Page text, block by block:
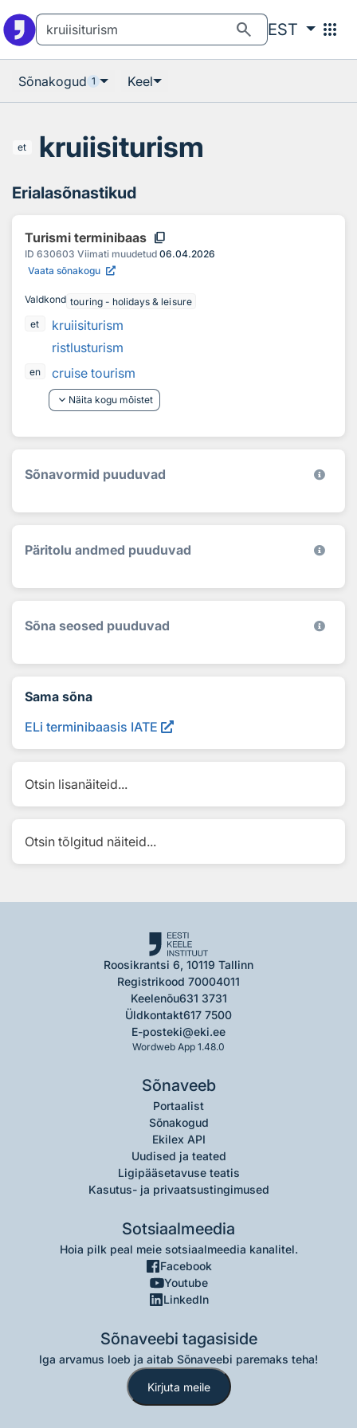
search EST apps
Sõnakogud 1 Keel
et kruiisiturism
Erialasõnastikud
Turismi terminibaas content_copy
ID 630603 Viimati muudetud 06.04.2026
Vaata sõnakogu
Valdkond touring - holidays & leisure
et
kruiisiturism
ristlusturism
en
cruise tourism
keyboard_arrow_down Näita kogu mõistet
Sõnavormid puuduvad
Päritolu andmed puuduvad
Sõna seosed puuduvad
Sama sõna
ELi terminibaasis IATE
Otsin lisanäiteid...
Otsin tõlgitud näiteid...
Roosikrantsi 6, 10119 Tallinn
Registrikood 70004011
Keelenõu631 3731
Üldkontakt617 7500
E-posteki@eki.ee
Wordweb App 1.48.0
Sõnaveeb
Portaalist
Sõnakogud
Ekilex API
Uudised ja teated
Ligipääsetavuse teatis
Kasutus- ja privaatsustingimused
Sotsiaalmeedia
Hoia pilk peal meie sotsiaalmeedia kanalitel.
Facebook
Youtube
LinkedIn
Sõnaveebi tagasiside
Iga arvamus loeb ja aitab Sõnaveebi paremaks teha!
Kirjuta meile